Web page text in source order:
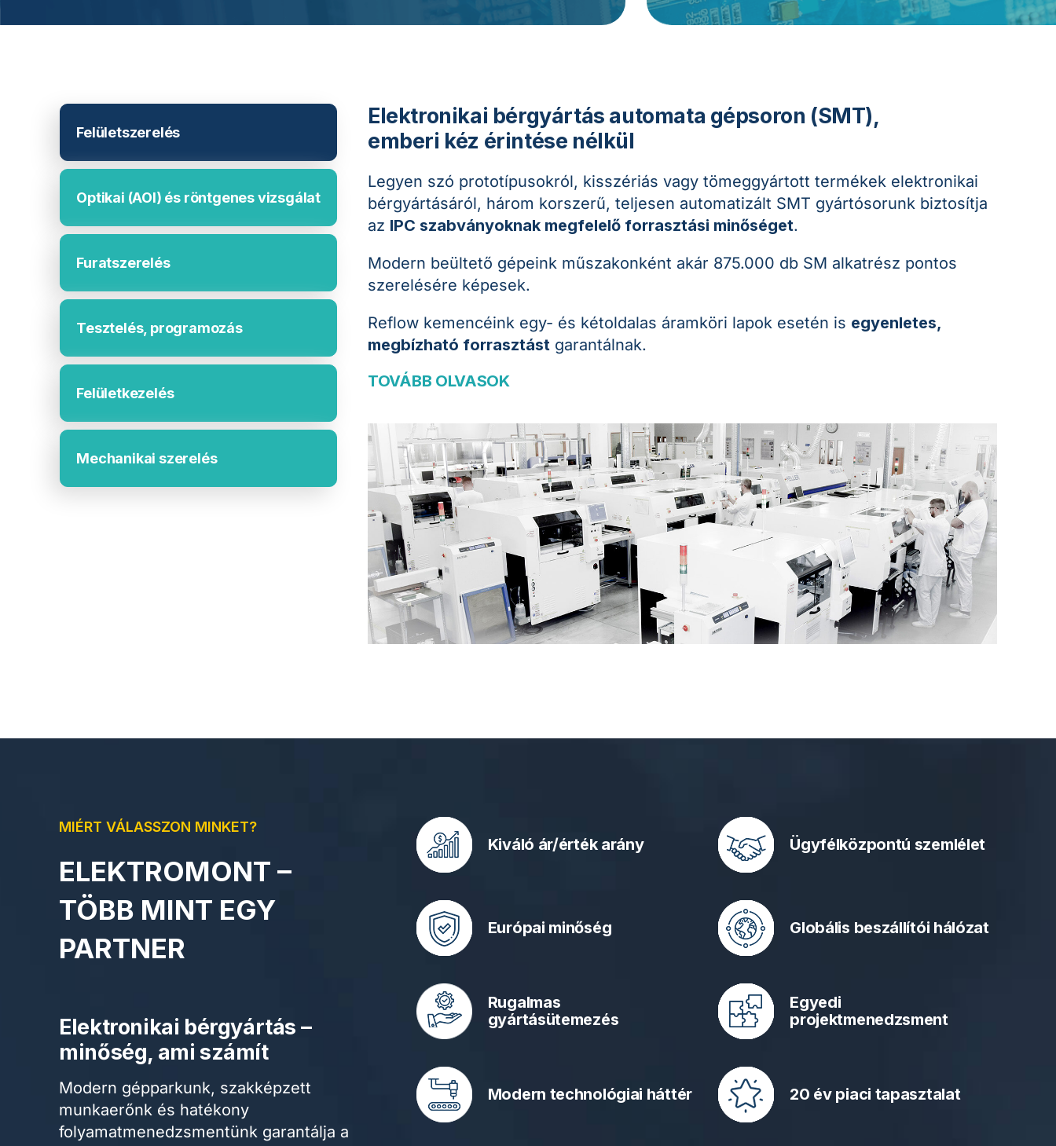
Felületszerelés
Optikai (AOI) és röntgenes vizsgálat
Furatszerelés
Tesztelés, programozás
Felületkezelés
Mechanikai szerelés
Elektronikai bérgyártás automata gépsoron (SMT),
emberi kéz érintése nélkül
Legyen szó prototípusokról, kisszériás vagy tömeggyártott termékek elektronikai
bérgyártásáról, három korszerű, teljesen automatizált SMT gyártósorunk biztosítja
az IPC szabványoknak megfelelő forrasztási minőséget.
Modern beültető gépeink műszakonként akár 875.000 db SM alkatrész pontos
szerelésére képesek.
Reflow kemencéink egy- és kétoldalas áramköri lapok esetén is egyenletes,
megbízható forrasztást garantálnak.
TOVÁBB OLVASOK
MIÉRT VÁLASSZON MINKET?
ELEKTROMONT –
TÖBB MINT EGY
PARTNER
Elektronikai bérgyártás –
minőség, ami számít
Modern gépparkunk, szakképzett
munkaerőnk és hatékony
folyamatmenedzsmentünk garantálja a
Kiváló ár/érték arány Ügyfélközpontú szemlélet
Európai minőség Globális beszállítói hálózat
Rugalmas
gyártásütemezés
Egyedi
projektmenedzsment
Modern technológiai háttér 20 év piaci tapasztalat